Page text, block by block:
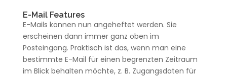
E-Mail Features
E-Mails können nun angeheftet werden. Sie
erscheinen dann immer ganz oben im
Posteingang. Praktisch ist das, wenn man eine
bestimmte E-Mail für einen begrenzten Zeitraum
im Blick behalten möchte, z. B. Zugangsdaten für